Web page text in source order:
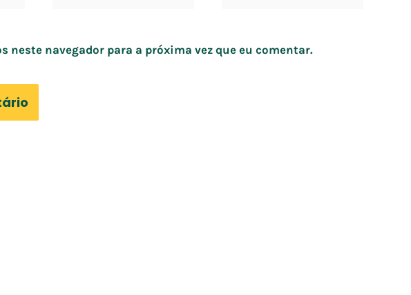
neste navegador para a próxima vez que eu comentar.